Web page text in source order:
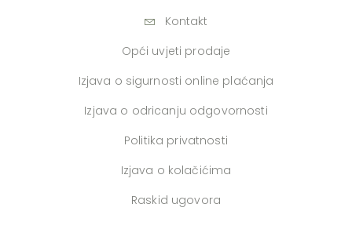
Kontakt
Opći uvjeti prodaje
Izjava o sigurnosti online plaćanja
Izjava o odricanju odgovornosti
Politika privatnosti
Izjava o kolačićima
Raskid ugovora